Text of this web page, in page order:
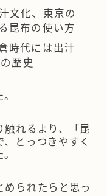
文化、東京の
昆布の使い方
時代には出汁
歴史
触れるより、「昆
とっつきやすく
られたらと思っ